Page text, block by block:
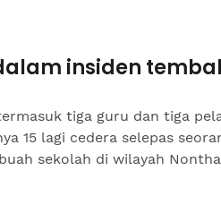
insiden
tiga guru dan tiga
15 lagi cedera selepas
sekolah di wilayah